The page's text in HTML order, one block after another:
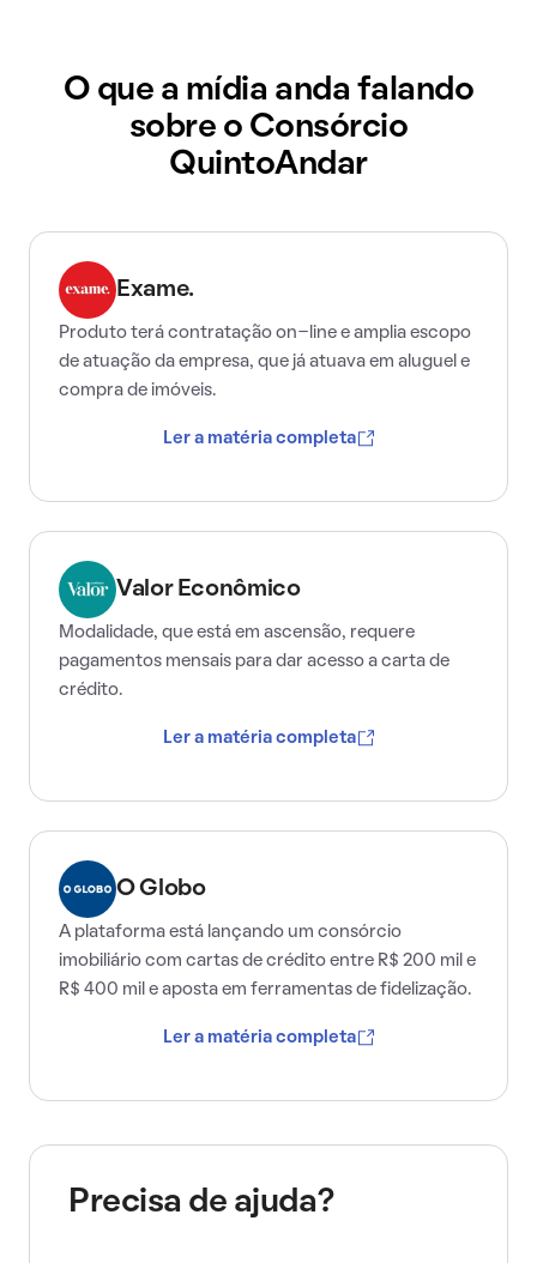
O que a mídia anda falando
sobre o Consórcio
QuintoAndar
Exame.
Produto terá contratação on-line e amplia escopo
de atuação da empresa, que já atuava em aluguel e
compra de imóveis.
Ler a matéria completa
Valor Econômico
Modalidade, que está em ascensão, requere
pagamentos mensais para dar acesso a carta de
crédito.
Ler a matéria completa
O Globo
A plataforma está lançando um consórcio
imobiliário com cartas de crédito entre R$ 200 mil e
R$ 400 mil e aposta em ferramentas de fidelização.
Ler a matéria completa
Precisa de ajuda?